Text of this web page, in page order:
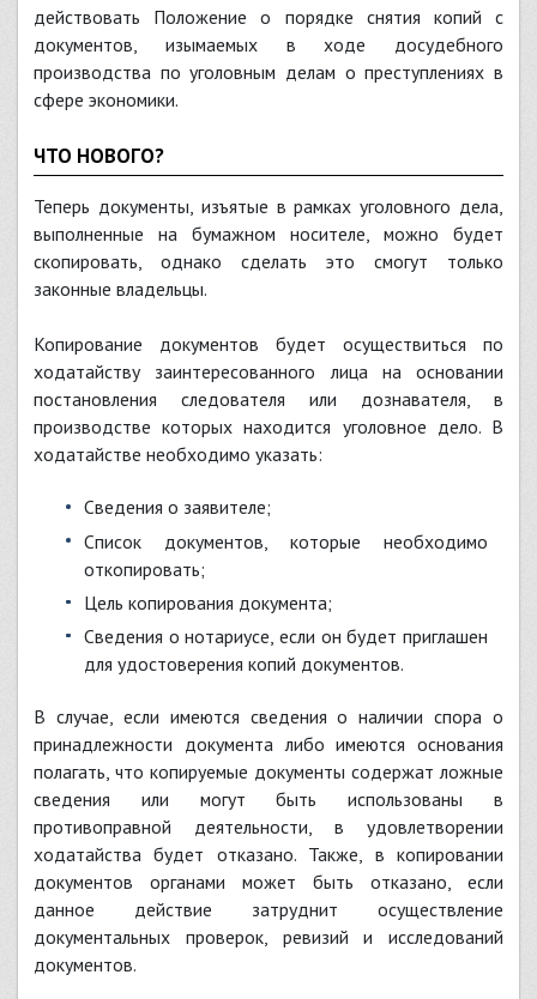
действовать Положение о порядке снятия копий с
документов, изымаемых в ходе досудебного
производства по уголовным делам о преступлениях в
сфере экономики.
ЧТО НОВОГО?
Теперь документы, изъятые в рамках уголовного дела,
выполненные на бумажном носителе, можно будет
скопировать, однако сделать это смогут только
законные владельцы.
Копирование документов будет осуществиться по
ходатайству заинтересованного лица на основании
постановления следователя или дознавателя, в
производстве которых находится уголовное дело. В
ходатайстве необходимо указать:
сведения о заявителе;
список документов, которые необходимо
откопировать;
цель копирования документа;
сведения о нотариусе, если он будет приглашен
для удостоверения копий документов.
В случае, если имеются сведения о наличии спора о
принадлежности документа либо имеются основания
полагать, что копируемые документы содержат ложные
сведения или могут быть использованы в
противоправной деятельности, в удовлетворении
ходатайства будет отказано. Также, в копировании
документов органами может быть отказано, если
данное действие затруднит осуществление
документальных проверок, ревизий и исследований
документов.